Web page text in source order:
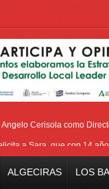
Cerisola como
a Sara, que con 14
ALGECIRAS LOS